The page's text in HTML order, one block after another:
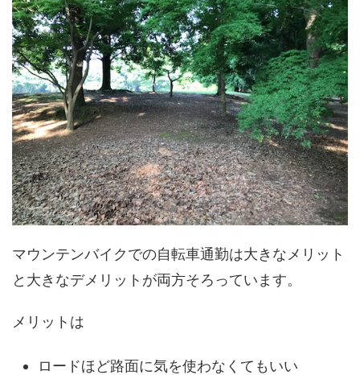
マウンテンバイクでの自転車通勤は大きなメリット
と大きなデメリットが両方そろっています。
メリットは
ロードほど路面に気を使わなくてもいい